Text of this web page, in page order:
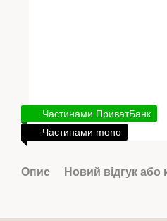
Частинами ПриватБанк
Частинами mono
Опис Новий відгук або